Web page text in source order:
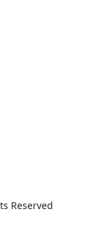
Reserved